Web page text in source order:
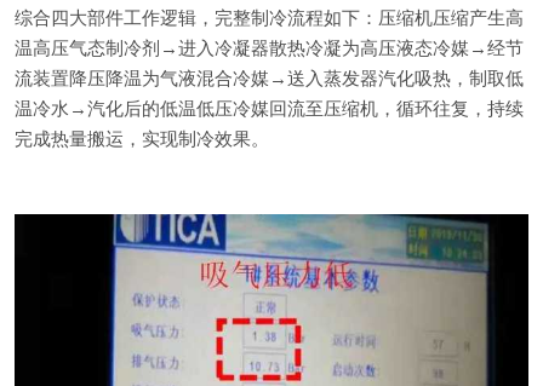
综合四大部件工作逻辑，完整制冷流程如下：压缩机压缩产生高
温高压气态制冷剂→进入冷凝器散热冷凝为高压液态冷媒→经节
流装置降压降温为气液混合冷媒→送入蒸发器汽化吸热，制取低
温冷水→汽化后的低温低压冷媒回流至压缩机，循环往复，持续
完成热量搬运，实现制冷效果。